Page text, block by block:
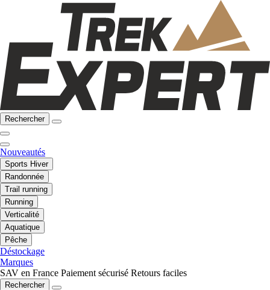
Rechercher
Nouveautés
Sports Hiver
Randonnée
Trail running
Running
Verticalité
Aquatique
Pêche
Déstockage
Marques
SAV en France Paiement sécurisé Retours faciles
Rechercher